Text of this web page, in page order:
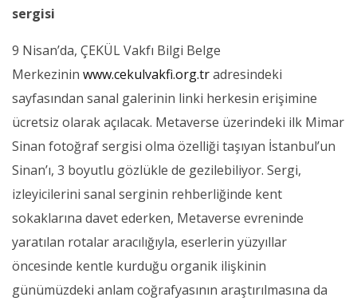
sergisi
9 Nisan’da, ÇEKÜL Vakfı Bilgi Belge
Merkezinin www.cekulvakfi.org.tradresindeki
sayfasından sanal galerinin linki herkesin erişimine
ücretsiz olarak açılacak. Metaverse üzerindeki ilk Mimar
Sinan fotoğraf sergisi olma özelliği taşıyan İstanbul’un
Sinan’ı, 3 boyutlu gözlükle de gezilebiliyor. Sergi,
izleyicilerini sanal serginin rehberliğinde kent
sokaklarına davet ederken, Metaverse evreninde
yaratılan rotalar aracılığıyla, eserlerin yüzyıllar
öncesinde kentle kurduğu organik ilişkinin
günümüzdeki anlam coğrafyasının araştırılmasına da